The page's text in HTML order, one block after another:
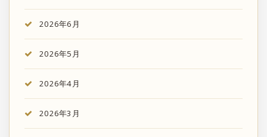
2026年6月
2026年5月
2026年4月
2026年3月